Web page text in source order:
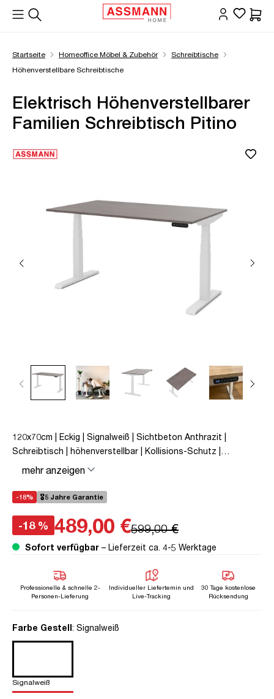
springen
Startseite Homeoffice Möbel & Zubehör
Schreibtische
Höhenverstellbare Schreibtische
Elektrisch Höhenverstellbarer
Familien Schreibtisch Pitino
120x70cm | Eckig | Signalweiß | Sichtbeton Anthrazit |
Schreibtisch | höhenverstellbar | Kollisions-Schutz |
Elektrisch höhenverstellbar | Familiengerecht |
Verriegelungsfunktion | Metall | Holz | Grau | Weiß | 5 Jahre
Herstellergarantie | unmontiert | TÜV© geprüfte Ergonomie |
mehr anzeigen
-18% 🎖️5 Jahre Garantie
-18 % 489,00 €599,00 €
Sofort verfügbar – Lieferzeit ca. 4-5 Werktage
Professionelle & schnelle 2-
Personen-Lieferung
Individueller Liefertemin und
Live-Tracking
30 Tage kostenlose
Rücksendung
Farbe Gestellauswählen
: Signalweiß
Signalweiß